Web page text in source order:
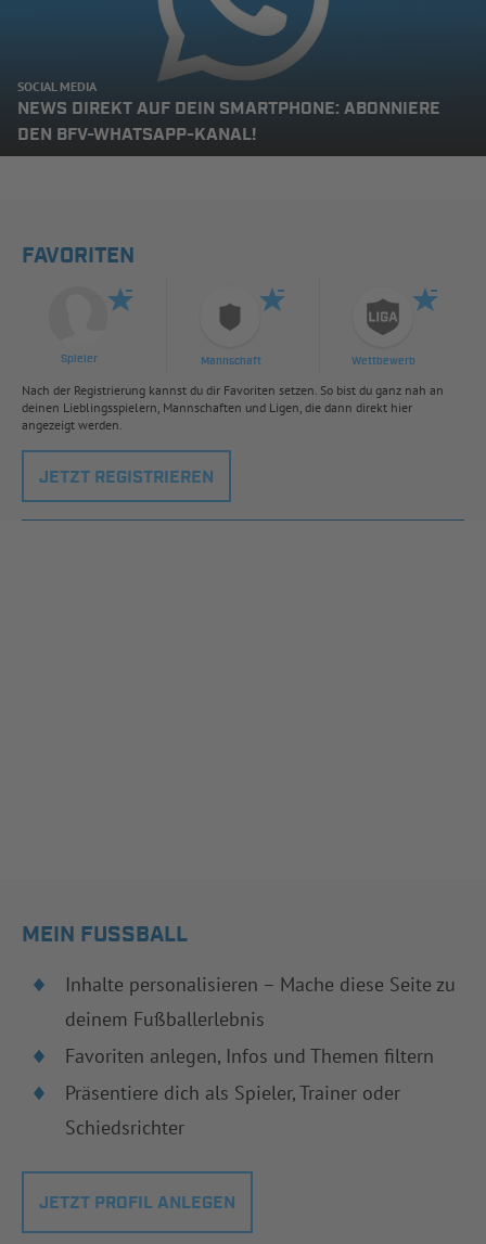
SOCIAL MEDIA
NEWS DIREKT AUF DEIN SMARTPHONE: ABONNIERE
DEN BFV-WHATSAPP-KANAL!
FAVORITEN
Spieler Mannschaft Wettbewerb
Nach der Registrierung kannst du dir Favoriten setzen. So bist du ganz nah an
deinen Lieblingsspielern, Mannschaften und Ligen, die dann direkt hier
angezeigt werden.
JETZT REGISTRIEREN
MEIN FUSSBALL
Inhalte personalisieren – Mache diese Seite zu
deinem Fußballerlebnis
Favoriten anlegen, Infos und Themen filtern
Präsentiere dich als Spieler, Trainer oder
Schiedsrichter
JETZT PROFIL ANLEGEN